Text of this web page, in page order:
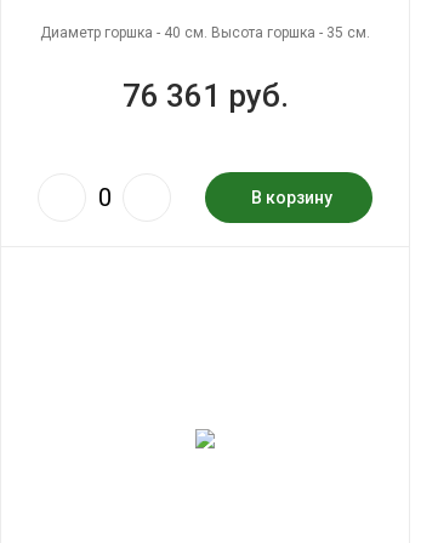
Диаметр горшка - 40 см. Высота горшка - 35 см.
76 361 руб.
В корзину